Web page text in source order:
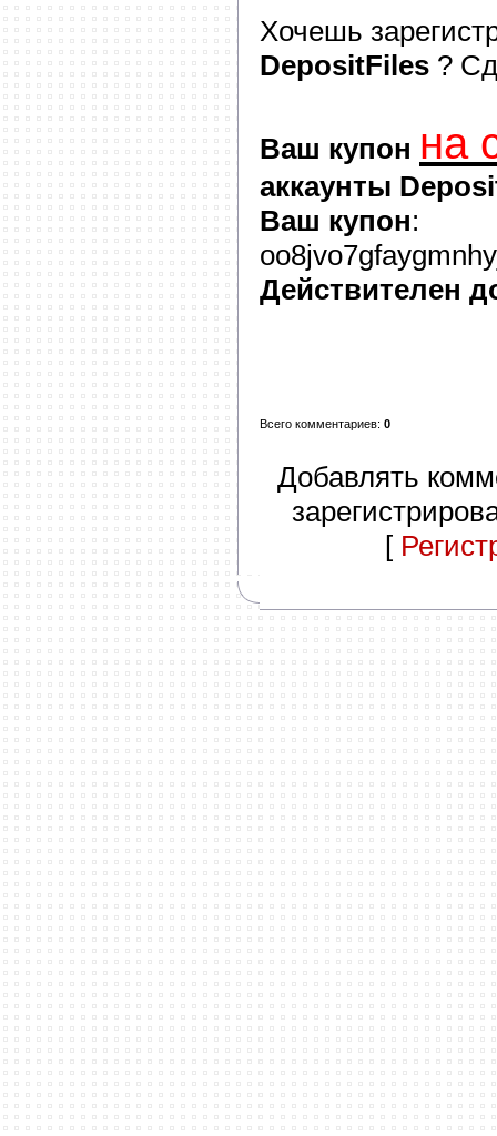
Хочешь
DepositFiles ?
Ваш купон на
аккаунты
Ваш купон:
Действителен
Всего комментариев: 0
Добавлять
[